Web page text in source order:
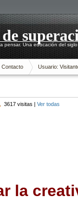
pensar. Una educación del
Contacto Usuario:
3617 visitas | Ver todas
la